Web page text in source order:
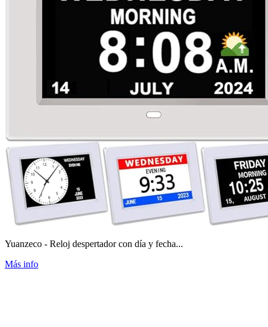
Yuanzeco - Reloj despertador con día y fecha...
Más info